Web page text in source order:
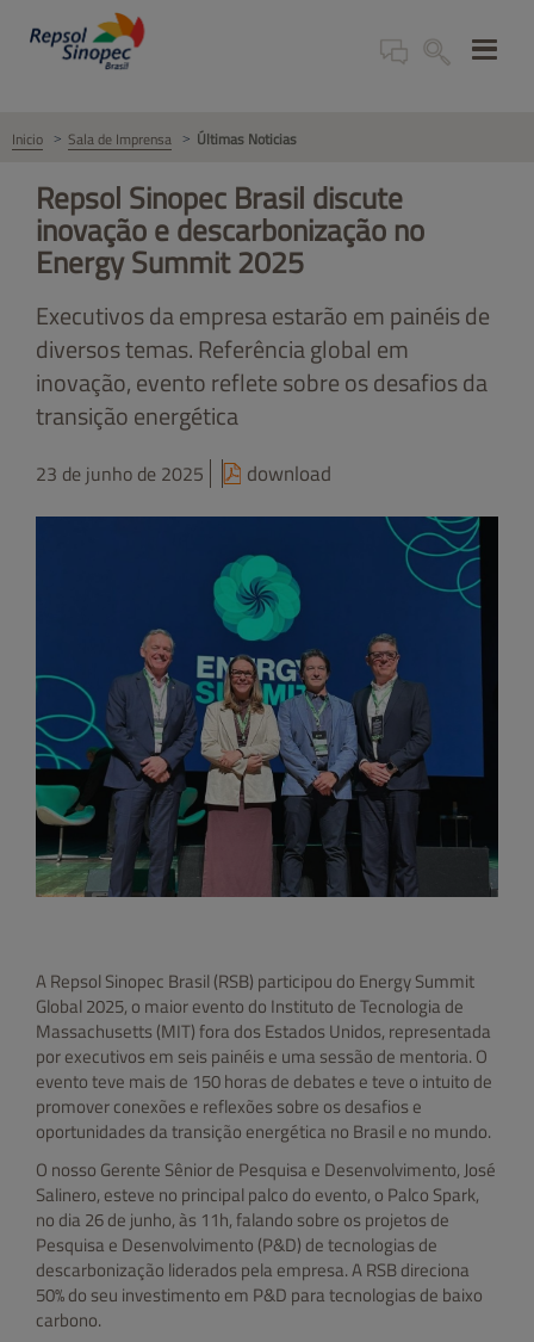
Inicio Sala de Imprensa Últimas Noticias
Repsol Sinopec Brasil discute
inovação e descarbonização no
Energy Summit 2025
Executivos da empresa estarão em painéis de
diversos temas. Referência global em
inovação, evento reflete sobre os desafios da
transição energética
23 de junho de 2025 download
A Repsol Sinopec Brasil (RSB) participou do Energy Summit
Global 2025, o maior evento do Instituto de Tecnologia de
Massachusetts (MIT) fora dos Estados Unidos, representada
por executivos em seis painéis e uma sessão de mentoria. O
evento teve mais de 150 horas de debates e teve o intuito de
promover conexões e reflexões sobre os desafios e
oportunidades da transição energética no Brasil e no mundo.
O nosso Gerente Sênior de Pesquisa e Desenvolvimento, José
Salinero, esteve no principal palco do evento, o Palco Spark,
no dia 26 de junho, às 11h, falando sobre os projetos de
Pesquisa e Desenvolvimento (P&D) de tecnologias de
descarbonização liderados pela empresa. A RSB direciona
50% do seu investimento em P&D para tecnologias de baixo
carbono.